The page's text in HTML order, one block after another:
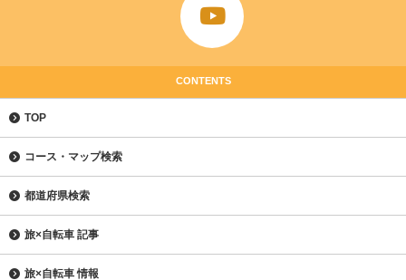
CONTENTS
TOP
コース・マップ検索
都道府県検索
旅×自転車 記事
旅×自転車 情報